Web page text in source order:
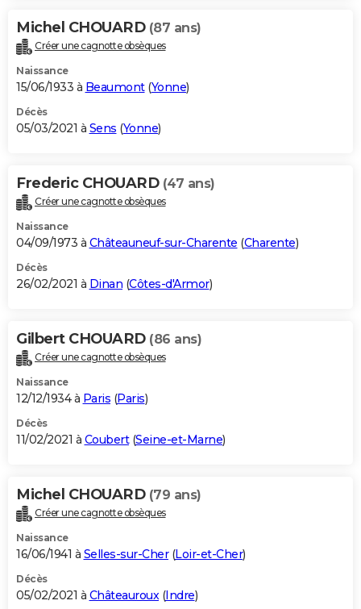
Michel CHOUARD (87 ans)
Créer une cagnotte obsèques
Naissance
15/06/1933 à Beaumont(Yonne)
Décès
05/03/2021 à Sens (Yonne)
Frederic CHOUARD (47 ans)
Créer une cagnotte obsèques
Naissance
04/09/1973 à Châteauneuf-sur-Charente (Charente)
Décès
26/02/2021 à Dinan (Côtes-d'Armor)
Gilbert CHOUARD (86 ans)
Créer une cagnotte obsèques
Naissance
12/12/1934 à Paris (Paris)
Décès
11/02/2021 à Coubert(Seine-et-Marne)
Michel CHOUARD (79 ans)
Créer une cagnotte obsèques
Naissance
16/06/1941 à Selles-sur-Cher(Loir-et-Cher)
Décès
05/02/2021 à Châteauroux(Indre)